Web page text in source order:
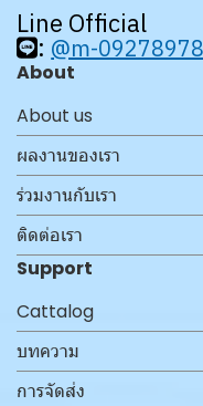
Line Official
: @m-
About
About us
ผลงานของเรา
ร่วมงานกับเรา
ติดต่อเรา
Support
Cattalog
บทความ
การจัดส่ง